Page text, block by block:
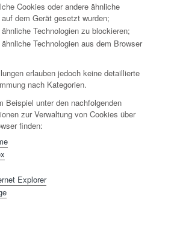
Cookies oder andere ähnliche
dem Gerät gesetzt wurden;
Technologien zu blockieren;
Technologien aus dem Browser
erlauben jedoch keine detaillierte
nach Kategorien.
Beispiel unter den nachfolgenden
zur Verwaltung von Cookies über
finden:
Explorer